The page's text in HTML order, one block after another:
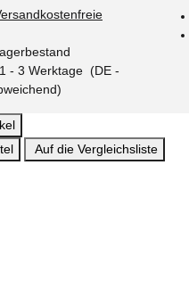
1 - 3 Werktage (DE -
Auf die Vergleichsliste